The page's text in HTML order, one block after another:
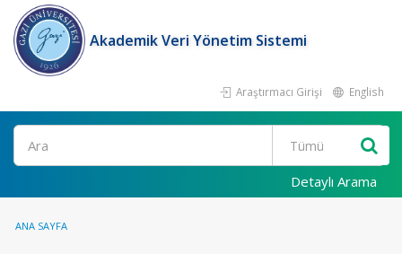
Akademik Veri Yönetim Sistemi
Araştırmacı Girişi English
Ara
Detaylı Arama
ANA SAYFA